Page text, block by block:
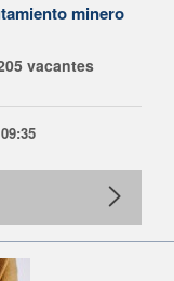
minero
vacantes